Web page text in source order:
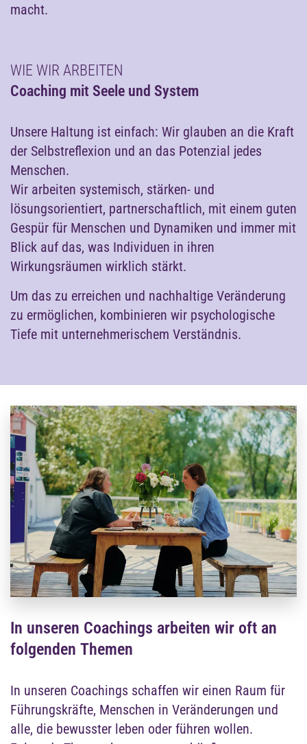
macht.
WIE WIR ARBEITEN
Coaching mit Seele und System
Unsere Haltung ist einfach: Wir glauben an die Kraft
der Selbstreflexion und an das Potenzial jedes
Menschen.
Wir arbeiten systemisch, stärken- und
lösungsorientiert, partnerschaftlich, mit einem guten
Gespür für Menschen und Dynamiken und immer mit
Blick auf das, was Individuen in ihren
Wirkungsräumen wirklich stärkt.
Um das zu erreichen und nachhaltige Veränderung
zu ermöglichen, kombinieren wir psychologische
Tiefe mit unternehmerischem Verständnis.
In unseren Coachings arbeiten wir oft an
folgenden Themen
In unseren Coachings schaffen wir einen Raum für
Führungskräfte, Menschen in Veränderungen und
alle, die bewusster leben oder führen wollen.